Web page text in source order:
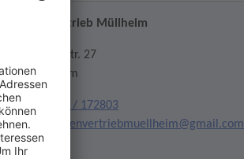
Bettwarenvertrieb Müllheim
Neuenburger Str. 27
Müllheim
07631 / 172803
bettwarenvertriebmuellheim@gmail.com